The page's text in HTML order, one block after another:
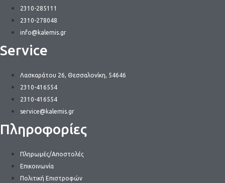
2310-285111
2310-278048
info@kalemis.gr
Service
Λασκαράτου 26, Θεσσαλονίκη, 54646
2310-416554
2310-416554
service@kalemis.gr
Πληροφορίες
Πληρωμές/Αποστολές
Επικοινωνία
Πολιτική Επιστροφών